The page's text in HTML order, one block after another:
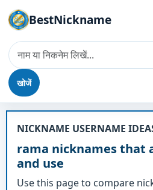
BestNickname
खोजें
उपनाम - rama
NICKNAME USERNAME
rama nicknames that
and use
Use this page to compare